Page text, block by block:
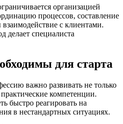
организацией
процессов, составление
с клиентами.
делает специалиста
для старта
важно развивать не только
компетенции.
быстро реагировать на
в нестандартных ситуациях.